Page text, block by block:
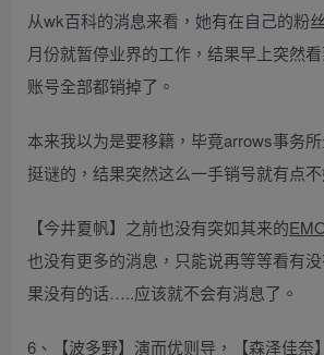
从wk百科的消息来看，她有在自己的粉
月份就暂停业界的工作，结果早上突然
账号全部都销掉了。
本来我以为是要移籍，毕竟arrows事务
挺谜的，结果突然这么一手销号就有点不
【今井夏帆】之前也没有突如其来的
也没有更多的消息，只能说再等等看有
果没有的话…..应该就不会有消息了。
6、【波多野】演而优则导，【森泽佳奈